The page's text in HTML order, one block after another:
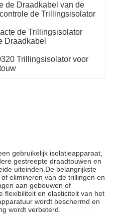
de Draadkabel van de
de Trillingsisolator
de Trillingsisolator
Draadkabel
Trillingsisolator voor
gebruikelijk isolatieapparaat,
gestreepte draadtouwen en
uiteinden.De belangrijkste
elimineren van de trillingen en
aan gebouwen of
flexibiliteit en elasticiteit van het
wordt beschermd en
wordt verbeterd.